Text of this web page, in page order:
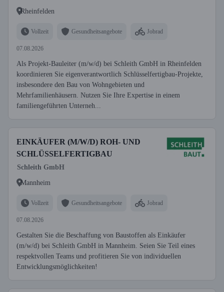
Rheinfelden
Vollzeit Gesundheitsangebote Jobrad
07.08.2026
Als Projekt-Bauleiter (m/w/d) bei Schleith GmbH in Rheinfelden
koordinieren Sie eigenverantwortlich Schlüsselfertigbau-Projekte,
insbesondere den Bau von Wohngebieten und
Mehrfamilienhäusern. Nutzen Sie Ihre Expertise in einem
familiengeführten Unterneh...
EINKÄUFER (M/W/D) ROH- UND
SCHLÜSSELFERTIGBAU
Schleith GmbH
Mannheim
Vollzeit Gesundheitsangebote Jobrad
07.08.2026
Gestalten Sie die Beschaffung von Baustoffen als Einkäufer
(m/w/d) bei Schleith GmbH in Mannheim. Seien Sie Teil eines
respektvollen Teams und profitieren Sie von individuellen
Entwicklungsmöglichkeiten!